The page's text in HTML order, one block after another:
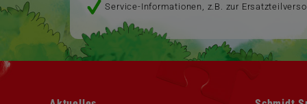
Service-Informationen, z.B. zur
Navigation
Navigation